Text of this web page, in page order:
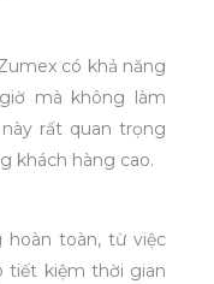
có khả năng
mà không làm
rất quan trọng
khách hàng cao.
toàn, từ việc
tiết kiệm thời gian